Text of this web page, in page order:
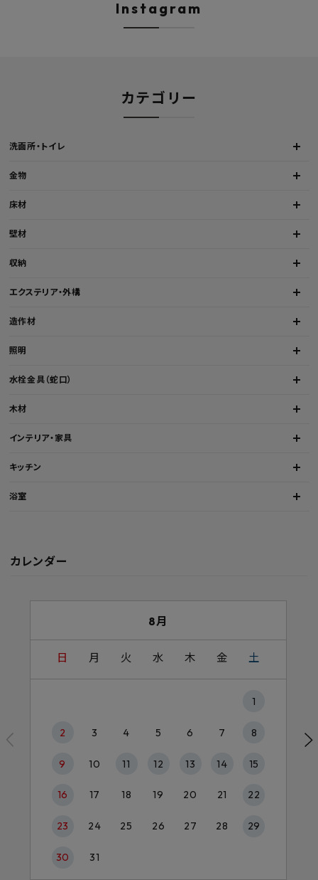
Instagram
カテゴリー
洗面所・トイレ
金物
床材
壁材
収納
エクステリア・外構
造作材
照明
水栓金具（蛇口）
木材
インテリア・家具
キッチン
浴室
カレンダー
8月
日 月 火 水 木 金 土
1
2 3 4 5 6 7 8
9 10 11 12 13 14 15
16 17 18 19 20 21 22
23 24 25 26 27 28 29
30 31